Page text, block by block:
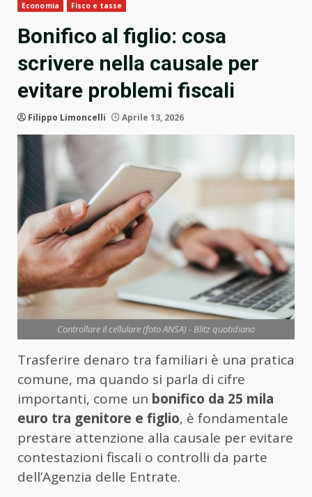
Economia Fisco e tasse
Bonifico al figlio: cosa
scrivere nella causale per
evitare problemi fiscali
Filippo Limoncelli Aprile 13, 2026
Controllare il cellulare (foto ANSA) - Blitz quotidiano
Trasferire denaro tra familiari è una pratica
comune, ma quando si parla di cifre
importanti, come un bonifico da 25 mila
euro tra genitore e figlio, è fondamentale
prestare attenzione alla causale per evitare
contestazioni fiscali o controlli da parte
dell’Agenzia delle Entrate.